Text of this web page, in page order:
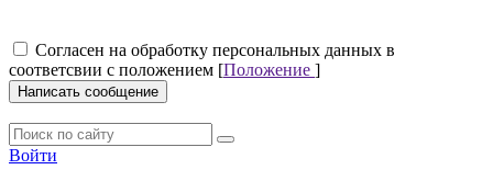
Cогласен на обработку персональных данных в
соответсвии с положением [Положение ]
Написать сообщение
Войти